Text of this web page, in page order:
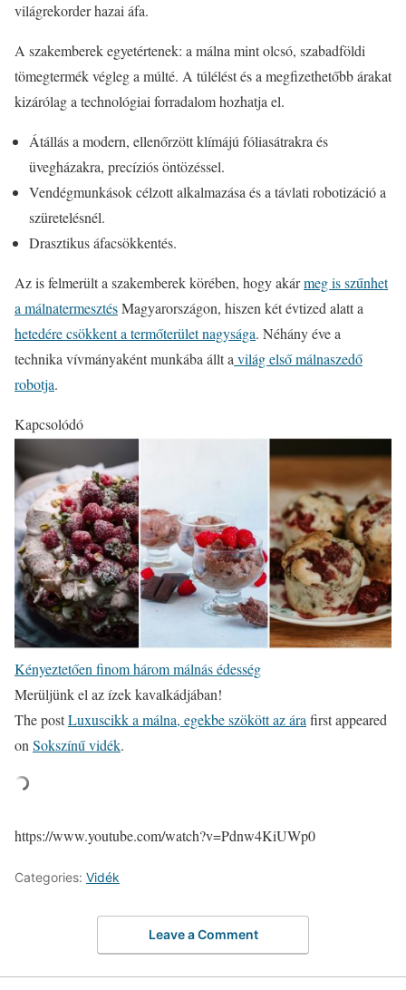
világrekorder hazai áfa.
A szakemberek egyetértenek: a málna mint olcsó, szabadföldi
tömegtermék végleg a múlté. A túlélést és a megfizethetőbb árakat
kizárólag a technológiai forradalom hozhatja el.
Átállás a modern, ellenőrzött klímájú fóliasátrakra és
üvegházakra, precíziós öntözéssel.
Vendégmunkások célzott alkalmazása és a távlati robotizáció a
szüretelésnél.
Drasztikus áfacsökkentés.
Az is felmerült a szakemberek körében, hogy akármeg is szűnhet
a málnatermesztésMagyarországon, hiszen két évtized alatt a
hetedére csökkent a termőterület nagysága. Néhány éve a
technika vívmányaként munkába állt a világ első málnaszedő
robotja.
Kapcsolódó
Kényeztetően finom három málnás édesség
Merüljünk el az ízek kavalkádjában!
The postLuxuscikk a málna, egekbe szökött az ára first appeared
on Sokszínű vidék.
https://www.youtube.com/watch?v=Pdnw4KiUWp0
Categories: Vidék
Leave a Comment